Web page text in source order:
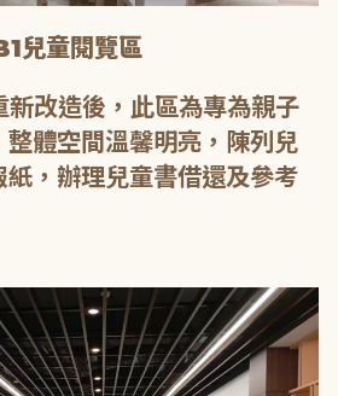
兒童閱覽區
新改造後，此區為專為親子
體空間溫馨明亮，陳列兒
，辦理兒童書借還及參考